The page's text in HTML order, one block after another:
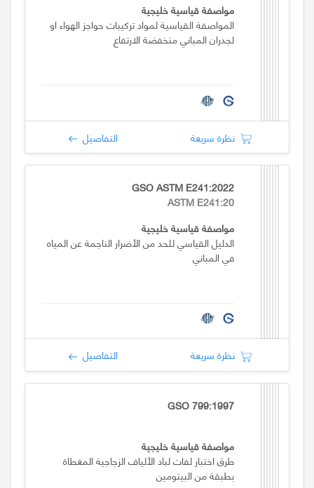
مواصفة قياسية خليجية
المواصفة القياسية لمواد تركيبات حواجز الهواء او
لجدران المباني منخفضة الارتفاع
نظرة سريعة التفاصيل
GSO ASTM E241:2022
ASTM E241:20
مواصفة قياسية خليجية
الدليل القياسي للحد من الأضرار الناجمة عن المياه
في المباني
نظرة سريعة التفاصيل
GSO 799:1997
مواصفة قياسية خليجية
طرق اختبار لفات لباد الألياف الزجاجية المغطاة
بطبقة من البيتومين